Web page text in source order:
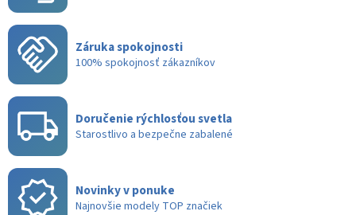
e
p
k
y
v
s
Záruka spokojnosti
100% spokojnosť zákazníkov
Doručenie rýchlosťou svetla
Starostlivo a bezpečne zabalené
Novinky v ponuke
Najnovšie modely TOP značiek